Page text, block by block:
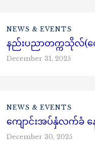
NEWS & EVENTS
နည်းပညာတက္ကသိုလ်(က
December 31, 2025
NEWS & EVENTS
ကျောင်းအပ်နှံလက်ခံ န
December 30, 2025